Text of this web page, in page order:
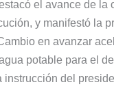
el avance de la
y manifestó la
en avanzar
potable para el
instrucción del